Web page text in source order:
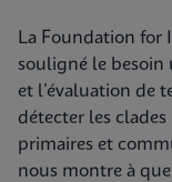
La Foundation for
souligné le besoin
et l’évaluation de
détecter les
primaires et
nous montre à